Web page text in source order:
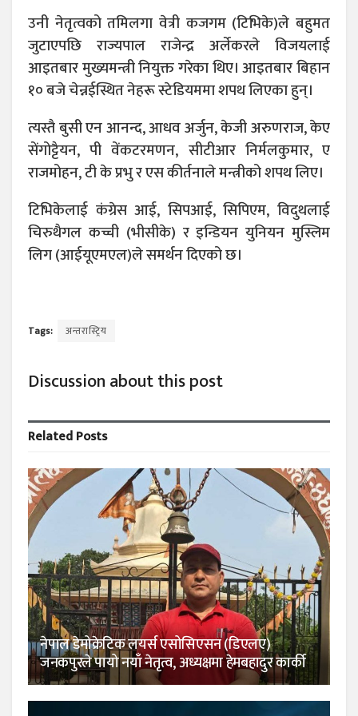
उनी नेतृत्वको तमिलगा वेत्री कजगम (टिभिके)ले बहुमत
जुटाएपछि राज्यपाल राजेन्द्र अर्लेकरले विजयलाई
आइतबार मुख्यमन्त्री नियुक्त गरेका थिए। आइतबार बिहान
१० बजे चेन्नईस्थित नेहरू स्टेडियममा शपथ लिएका हुन्।
त्यस्तै बुसी एन आनन्द, आधव अर्जुन, केजी अरुणराज, केए
सेंगोट्टैयन, पी वेंकटरमणन, सीटीआर निर्मलकुमार, ए
राजमोहन, टी के प्रभु र एस कीर्तनाले मन्त्रीको शपथ लिए।
टिभिकेलाई कंग्रेस आई, सिपआई, सिपिएम, विदुथलाई
चिरुथैगल कच्ची (भीसीके) र इन्डियन युनियन मुस्लिम
लिग (आईयूएमएल)ले समर्थन दिएको छ।
Tags: अन्तरास्ट्रिय
Discussion about this post
RelatedPosts
नेपाल डेमोक्रेटिक लयर्स एसोसिएसन (डिएलए)
जनकपुरले पायो नयाँ नेतृत्व, अध्यक्षमा हेमबहादुर कार्की